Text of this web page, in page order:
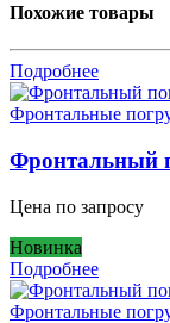
Похожие товары
Подробнее
Фронтальные
Фронтальный
Цена по запросу
Новинка
Подробнее
Фронтальные